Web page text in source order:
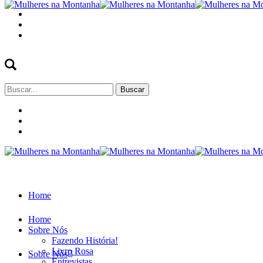
Buscar
por:
Home
Sobre Nós
Home
Sobre Nós
Fazendo História!
Livro Rosa